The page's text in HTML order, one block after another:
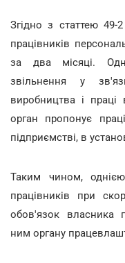
Згідно з статтею 49-2
працівників
за два місяці.
звільнення у
виробництва і
орган пропонує
підприємстві, в
Таким чином,
працівників при
обов'язок власника
ним органу